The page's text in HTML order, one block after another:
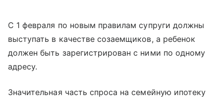
С 1 февраля по новым правилам супруги должны
выступать в качестве созаемщиков, а ребенок
должен быть зарегистрирован с ними по одному
адресу.
Значительная часть спроса на семейную ипотеку